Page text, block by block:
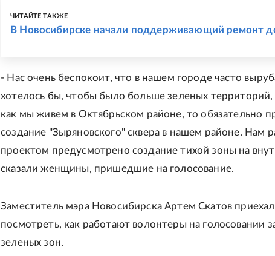
ЧИТАЙТЕ ТАКЖЕ
В Новосибирске начали поддерживающий ремонт
- Нас очень беспокоит, что в нашем городе часто
хотелось бы, чтобы было больше зеленых территорий,
как мы живем в Октябрьском районе, то обязательно
создание "Зыряновского" сквера в нашем районе. Нам
проектом предусмотрено создание тихой зоны на
сказали женщины, пришедшие на голосование.
Заместитель мэра Новосибирска Артем Скатов
посмотреть, как работают волонтеры на голосовании
зеленых зон.